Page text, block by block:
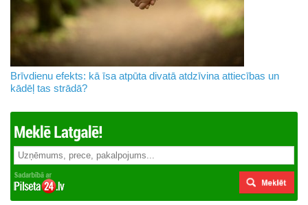
Brīvdienu efekts: kā īsa atpūta divatā atdzīvina attiecības un
kādēļ tas strādā?